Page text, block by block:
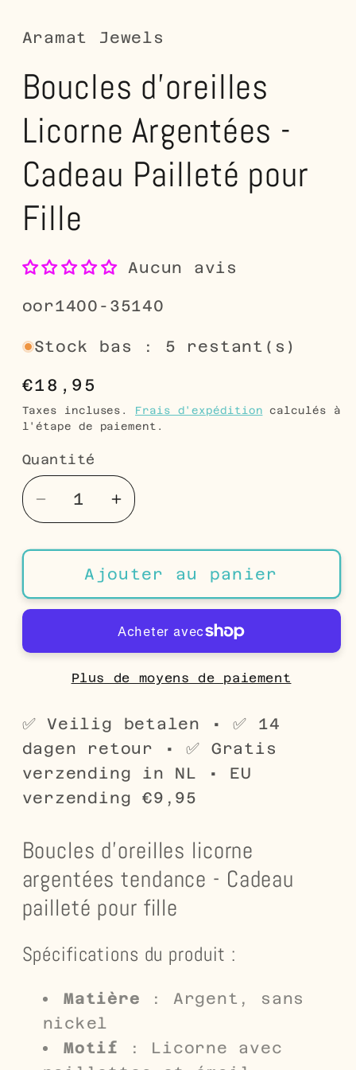
fenêtre
modale
Aramat Jewels
Boucles d'oreilles
Licorne Argentées -
Cadeau Pailleté pour
Fille
Aucun avis
SKU:
oor1400-35140
Stock bas : 5 restant(s)
Prix
habituel
€18,95
Taxes incluses. Frais d'expédition calculés à
l'étape de paiement.
Quantité
Quantité
Réduire
la
quantité
Boucles
d&#39;oreilles
Argentées
Pailleté
pour
Fille
Augmenter
la
quantité
de
Boucles
d&#39;oreilles
Licorne
Argentées
-
Pailleté
pour
Fille
Ajouter au panier
Plus de moyens de paiement
✅ Veilig betalen • ✅ 14
dagen retour • ✅ Gratis
verzending in NL • EU
verzending €9,95
Boucles d'oreilles licorne
argentées tendance - Cadeau
pailleté pour fille
Spécifications du produit :
Matière : Argent, sans
nickel
Motif : Licorne avec